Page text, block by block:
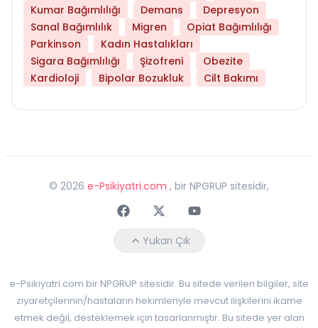
Kumar Bağımlılığı
Demans
Depresyon
Sanal Bağımlılık
Migren
Opiat Bağımlılığı
Parkinson
Kadın Hastalıkları
Sigara Bağımlılığı
Şizofreni
Obezite
Kardioloji
Bipolar Bozukluk Cilt Bakımı
© 2026 e-Psikiyatri.com , bir NPGRUP sitesidir,
FaceebokTwitterYoutube
Yukarı Çık
e-Psikiyatri.com bir NPGRUP sitesidir. Bu sitede verilen bilgiler, site
ziyaretçilerinin/hastaların hekimleriyle mevcut ilişkilerini ikame
etmek değil, desteklemek için tasarlanmıştır. Bu sitede yer alan